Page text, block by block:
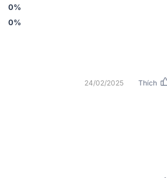
0%
0%
24/02/2025 Thích